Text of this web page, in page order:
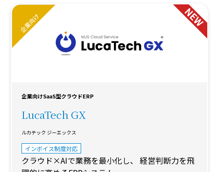
企業向けSaaS型クラウドERP
LucaTech GX
ルカテック ジーエックス
インボイス制度対応
クラウド×AIで業務を最小化し、 経営判断力を飛